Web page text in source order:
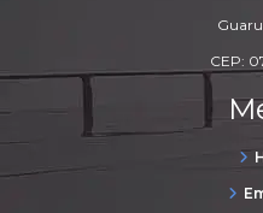
CEP: